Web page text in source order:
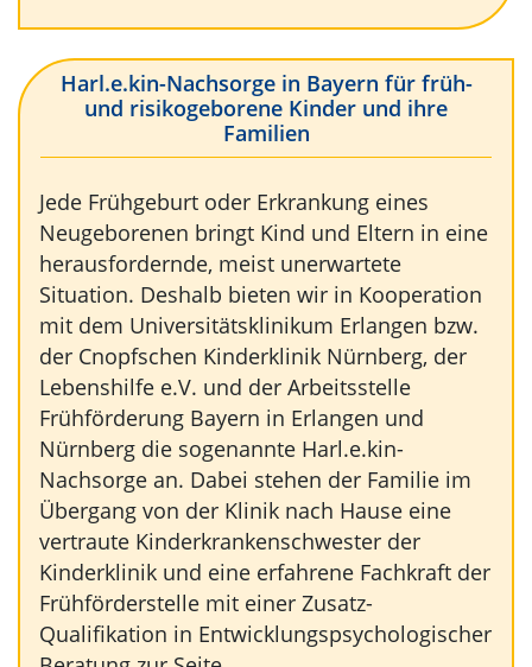
Harl.e.kin-Nachsorge in Bayern für früh-
und risikogeborene Kinder und ihre
Familien
Jede Frühgeburt oder Erkrankung eines
Neugeborenen bringt Kind und Eltern in eine
herausfordernde, meist unerwartete
Situation. Deshalb bieten wir in Kooperation
mit dem Universitätsklinikum Erlangen bzw.
der Cnopfschen Kinderklinik Nürnberg, der
Lebenshilfe e.V. und der Arbeitsstelle
Frühförderung Bayern in Erlangen und
Nürnberg die sogenannte Harl.e.kin-
Nachsorge an. Dabei stehen der Familie im
Übergang von der Klinik nach Hause eine
vertraute Kinderkrankenschwester der
Kinderklinik und eine erfahrene Fachkraft der
Frühförderstelle mit einer Zusatz-
Qualifikation in Entwicklungspsychologischer